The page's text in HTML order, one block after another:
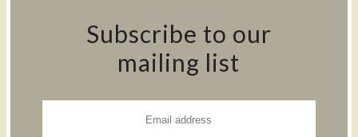
Subscribe to our
mailing list